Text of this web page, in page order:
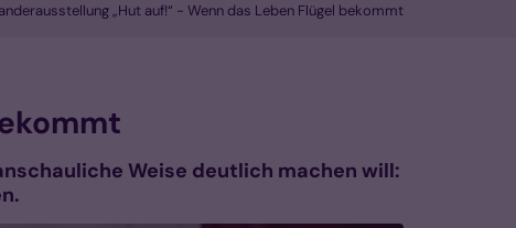
„Hut auf!“ - Wenn das Leben Flügel bekommt
Weise deutlich machen will: